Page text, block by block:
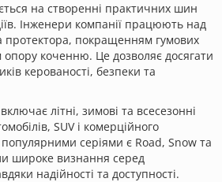
на створенні практичних шин
Інженери компанії працюють над
протектора, покращенням гумових
коченню. Це дозволяє досягати
керованості, безпеки та
літні, зимові та всесезонні
SUV і комерційного
серіями є Road, Snow та
широке визнання серед
надійності та доступності.